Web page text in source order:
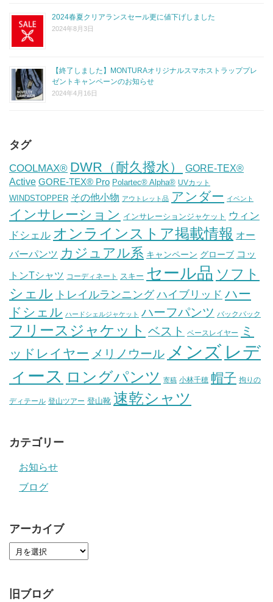
2024春夏クリアランスセール更に値下げしました
2024年8月3日
【終了しました】MONTURAオリジナルスマホストラッププレ
ゼントキャンペーンのお知らせ
2024年4月16日
タグ
COOLMAX® DWR（耐久撥水）
GORE-TEX®
Active GORE-TEX® Pro Polartec® Alpha® UVカット
WINDSTOPPER その他小物 アウトレット品 アンダー イベント
インサレーション インサレーションジャケット ウィン
ドシェル オンラインストア掲載情報 オー
バーパンツ カジュアル系 キャンペーン グローブ コッ
トンTシャツ コーディネート スキー セール品 ソフト
シェル トレイルランニング ハイブリッド ハー
ドシェル ハードシェルジャケット ハーフパンツ バックパック
フリースジャケット ベスト ベースレイヤー
ミ
ッドレイヤー メリノウール メンズ レデ
ィース ロングパンツ 寄稿 小林千穂 帽子 拘りの
ディテール 登山ツアー 登山靴 速乾シャツ
カテゴリー
お知らせ
ブログ
アーカイブ
旧ブログ